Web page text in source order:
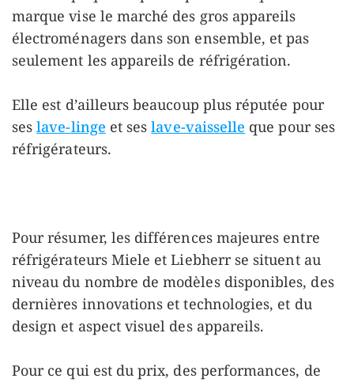
marque vise le marché des gros appareils
électroménagers dans son ensemble, et pas
seulement les appareils de réfrigération.
Elle est d’ailleurs beaucoup plus réputée pour
seslave-linge et seslave-vaisselle que pour ses
réfrigérateurs.
Pour résumer, les différences majeures entre
réfrigérateurs Miele et Liebherr se situent au
niveau du nombre de modèles disponibles, des
dernières innovations et technologies, et du
design et aspect visuel des appareils.
Pour ce qui est du prix, des performances, de